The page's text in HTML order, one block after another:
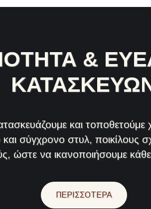
&
και τοποθετούμε
και σύγχρονο στυλ, ποικίλους
ώστε να ικανοποιήσουμε
ΠΕΡΙΣΣΟΤΕΡΑ